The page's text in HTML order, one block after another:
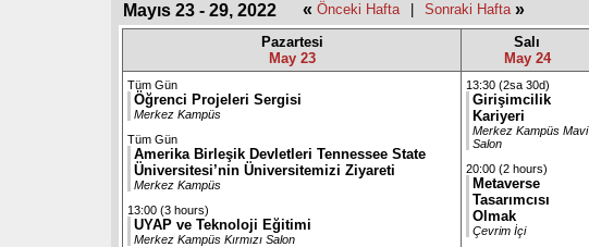
Mayıs 23 - 29, 2022 « Önceki Hafta Sonraki Hafta »
Pazartesi
May 23
Salı
May 24
Tüm Gün
Öğrenci Projeleri Sergisi
Merkez Kampüs
Tüm Gün
Amerika Birleşik Devletleri Tennessee State
Üniversitesi’nin Üniversitemizi Ziyareti
Merkez Kampüs
13:00 (3 hours)
UYAP ve Teknoloji Eğitimi
Merkez Kampüs Kırmızı Salon
13:30 (2sa 30d)
Girişimcilik
Kariyeri
Merkez Kampüs Mavi
Salon
20:00 (2 hours)
Metaverse
Tasarımcısı
Olmak
Çevrim İçi